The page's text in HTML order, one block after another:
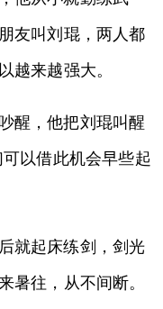
友叫刘琨，两人都
越来越强大。
醒，他把刘琨叫醒
以借此机会早些起
就起床练剑，剑光
暑往，从不间断。